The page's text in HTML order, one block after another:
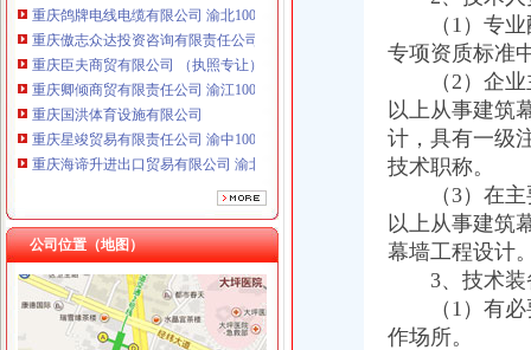
重庆傲志众达投资咨询有限责任公司 渝九1000万 （增资）
重庆臣夫商贸有限公司 （执照专让）
重庆卿倾商贸有限责任公司 渝江100万 （工商注册）
重庆国洪体育设施有限公司
重庆星竣贸易有限责任公司 渝中100万 （进出口权）
重庆海谛升进出口贸易有限公司 渝北100万 （进出口权）
重庆奕欣锦诚商贸有限公司 渝九50万 （工商注册）
重庆信同广告有限公司 渝沙50万 （工商注册）
重庆三虹房地产营销策划有限公司
重庆宝鹰汽车销售有限公司
公司位置（地图）
（1）专业配
专项资质标准
（2）企业主
以上从事建筑
计，具有一级
技术职称。
（3）在主要
以上从事建筑
幕墙工程设计
3、技术装
（1）有必要
作场所。